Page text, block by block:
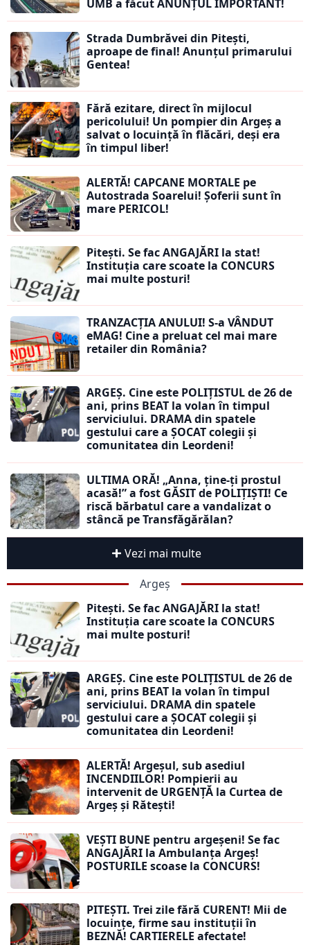
UMB a făcut ANUNȚUL IMPORTANT!
Strada Dumbrăvei din Pitești,
aproape de final! Anunțul primarului
Gentea!
Fără ezitare, direct în mijlocul
pericolului! Un pompier din Argeș a
salvat o locuință în flăcări, deși era
în timpul liber!
ALERTĂ! CAPCANE MORTALE pe
Autostrada Soarelui! Șoferii sunt în
mare PERICOL!
Pitești. Se fac ANGAJĂRI la stat!
Instituția care scoate la CONCURS
mai multe posturi!
TRANZACȚIA ANULUI! S-a VÂNDUT
eMAG! Cine a preluat cel mai mare
retailer din România?
ARGEȘ. Cine este POLIȚISTUL de 26 de
ani, prins BEAT la volan în timpul
serviciului. DRAMA din spatele
gestului care a ȘOCAT colegii și
comunitatea din Leordeni!
ULTIMA ORĂ! „Anna, ţine-ţi prostul
acasă!” a fost GĂSIT de POLIȚIȘTI! Ce
riscă bărbatul care a vandalizat o
stâncă pe Transfăgărălan?
Vezi mai multe
Argeș
Pitești. Se fac ANGAJĂRI la stat!
Instituția care scoate la CONCURS
mai multe posturi!
ARGEȘ. Cine este POLIȚISTUL de 26 de
ani, prins BEAT la volan în timpul
serviciului. DRAMA din spatele
gestului care a ȘOCAT colegii și
comunitatea din Leordeni!
ALERTĂ! Argeșul, sub asediul
INCENDIILOR! Pompierii au
intervenit de URGENȚĂ la Curtea de
Argeș și Rătești!
VEȘTI BUNE pentru argeșeni! Se fac
ANGAJĂRI la Ambulanța Argeș!
POSTURILE scoase la CONCURS!
PITEȘTI. Trei zile fără CURENT! Mii de
locuințe, firme sau instituții în
BEZNĂ! CARTIERELE afectate!